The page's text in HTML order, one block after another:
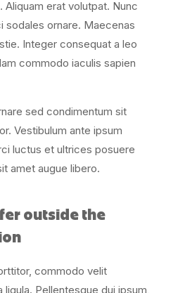
Aliquam erat volutpat. Nunc
sodales ornare. Maecenas
Integer consequat a leo
commodo iaculis sapien
sed condimentum sit
Vestibulum ante ipsum
luctus et ultrices posuere
amet augue libero.
outside the
commodo velit
ligula. Pellentesque dui ipsum,